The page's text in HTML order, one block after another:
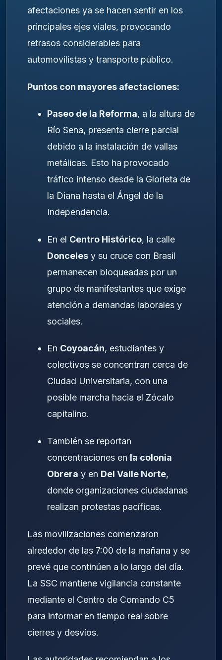
afectaciones ya se hacen sentir en los
principales ejes viales, provocando
retrasos considerables para
automovilistas y transporte público.
Puntos con mayores afectaciones:
Paseo de la Reforma, a la altura de
Río Sena, presenta cierre parcial
debido a la instalación de vallas
metálicas. Esto ha provocado
tráfico intenso desde la Glorieta de
la Diana hasta el Ángel de la
Independencia.
En el Centro Histórico, la calle
Donceles y su cruce con Brasil
permanecen bloqueadas por un
grupo de manifestantes que exige
atención a demandas laborales y
sociales.
En Coyoacán, estudiantes y
colectivos se concentran cerca de
Ciudad Universitaria, con una
posible marcha hacia el Zócalo
capitalino.
También se reportan
concentraciones en la colonia
Obrera y en Del Valle Norte,
donde organizaciones ciudadanas
realizan protestas pacíficas.
Las movilizaciones comenzaron
alrededor de las 7:00 de la mañana y se
prevé que continúen a lo largo del día.
La SSC mantiene vigilancia constante
mediante el Centro de Comando C5
para informar en tiempo real sobre
cierres y desvíos.